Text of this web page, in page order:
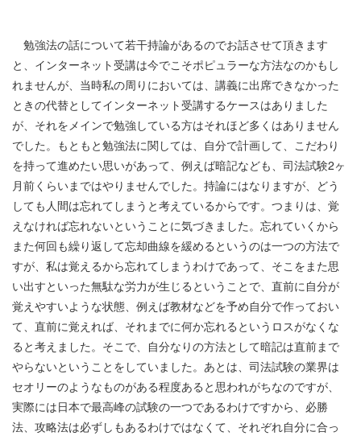
勉強法の話について若干持論があるのでお話させて頂きます
と、インターネット受講は今でこそポピュラーな方法なのかもし
れませんが、当時私の周りにおいては、講義に出席できなかった
ときの代替としてインターネット受講するケースはありました
が、それをメインで勉強している方はそれほど多くはありません
でした。もともと勉強法に関しては、自分で計画して、こだわり
を持って進めたい思いがあって、例えば暗記なども、司法試験2ヶ
月前くらいまではやりませんでした。持論にはなりますが、どう
しても人間は忘れてしまうと考えているからです。つまりは、覚
えなければ忘れないということに気づきました。忘れていくから
また何回も繰り返して忘却曲線を緩めるというのは一つの方法で
すが、私は覚えるから忘れてしまうわけであって、そこをまた思
い出すといった無駄な労力が生じるということで、直前に自分が
覚えやすいような状態、例えば教材などを予め自分で作っておい
て、直前に覚えれば、それまでに何か忘れるというロスがなくな
ると考えました。そこで、自分なりの方法として暗記は直前まで
やらないということをしていました。あとは、司法試験の業界は
セオリーのようなものがある程度あると思われがちなのですが、
実際には日本で最高峰の試験の一つであるわけですから、必勝
法、攻略法は必ずしもあるわけではなくて、それぞれ自分に合っ